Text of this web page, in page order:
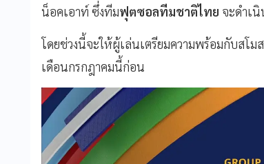
น็อคเอาท์ ซึ่งทีมฟุตซอลทีมชาติไทย จะดำเ
โดยช่วงนี้จะให้ผู้เล่นเตรียมความพร้อมกับสโม
เดือนกรกฎาคมนี้ก่อน